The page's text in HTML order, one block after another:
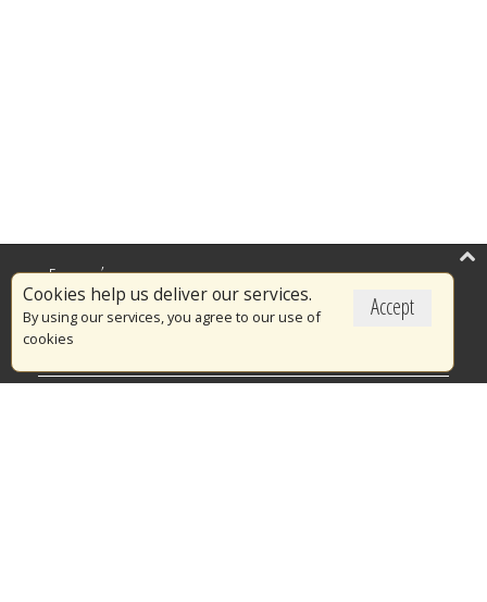
Accept
Cookies help us deliver our services.
By using our services, you agree to our use of
cookies
Επικαιρότητα
Το Πυροσβεστικό Σώμα